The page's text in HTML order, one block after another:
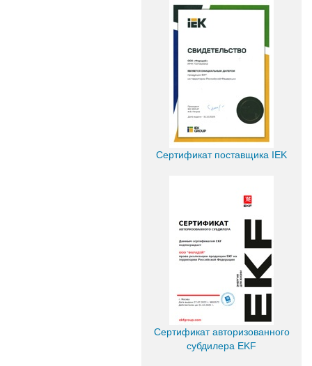
Сертификат поставщика IEK
Сертификат авторизованного
субдилера EKF